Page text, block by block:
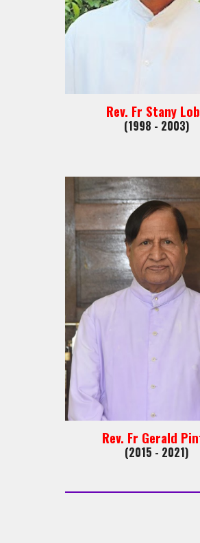
Rev. Fr Stany
(1998 - 2003)
Rev. Fr Gerald
(2015 - 2021)